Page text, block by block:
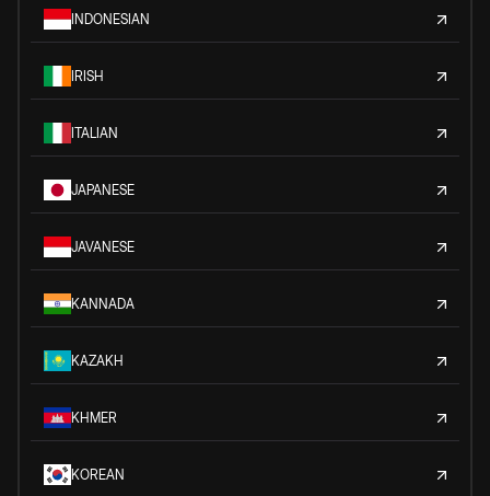
INDONESIAN
IRISH
ITALIAN
JAPANESE
JAVANESE
KANNADA
KAZAKH
KHMER
KOREAN